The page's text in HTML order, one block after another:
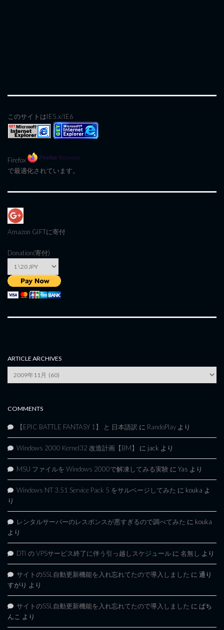
このサイトはIE5.x/IE6
Firefox
で最適化されています。
Amazon GIFTに寄付
Donation(寄付)
ARTICLE ARCHIVES
Archives
COMMENTS
【EPIC BATTLE FANTASY 1】 と 日本語訳 に RandoPlay より
Windows 2000 Kernel32 改造計画【BM】 に jack より
MSU ファイルを Windows 2000で解凍してみる実験 に Yas より
Windows NT 3.51 Service Pack 5 をサルベージしてみた に kouka よ
り
レンタルサーバーのレスポンスが悪すぎるので調べてみた に kouka
より
DTI の VPSサービス終了に伴う引っ越しスケジュール に 名無し より
サイトのSSL自動更新機能を入れ忘れてたので導入しました に 通り
すがり より
サイトのSSL自動更新機能を入れ忘れてたので導入しました に ぱち
んこ より